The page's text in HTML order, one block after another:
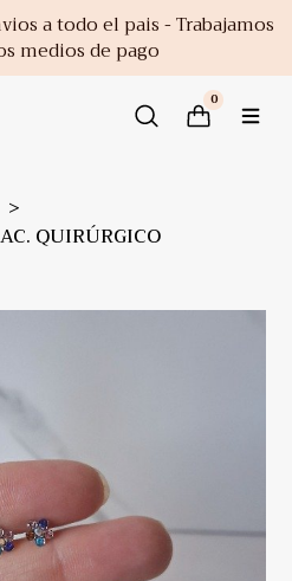
a todo el pais - Trabajamos
medios de pago
0
QUIRÚRGICO